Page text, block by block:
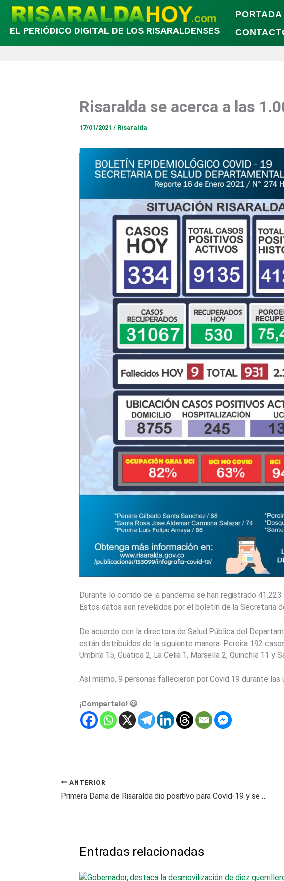
EL PERIÓDICO DIGITAL DE LOS RISARALDENSES
PORTADA
Risaralda se acerca a las
17/01/2021 / Risaralda
Durante lo corrido de la pandemia se han registrado
Estos datos son revelados por el boletín de la Secretaria
De acuerdo con la directora de Salud Pública del
están distribuidos de la siguiente manera: Pereira 192
Umbría 15, Guática 2, La Celia 1, Marsella 2, Quinchía 11 y
Así mismo, 9 personas fallecieron por Covid 19 durante las
¡Compartelo! 😃
ANTERIOR
Primera Dama de Risaralda dio positivo para Covid-19 y se encuentra estable
Entradas relacionadas